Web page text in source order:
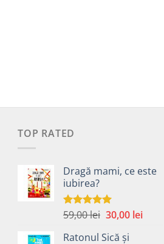
TOP RATED
Dragă mami, ce este
iubirea?
Evaluat la
59,00lei Prețul
a
30,00 leiPrețul
Ratonul Sică și